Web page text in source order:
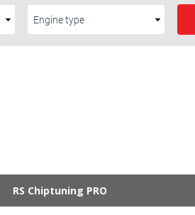
RS Chiptuning PRO